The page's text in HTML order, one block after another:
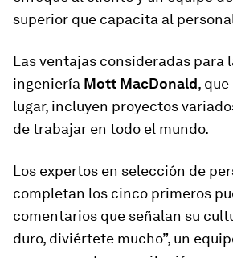
superior que capacita al
Las ventajas consideradas para
ingeniería Mott MacDonald,
lugar, incluyen proyectos
de trabajar en todo el mundo.
Los expertos en selección de
completan los cinco primeros
comentarios que señalan su
duro, diviértete mucho”, un